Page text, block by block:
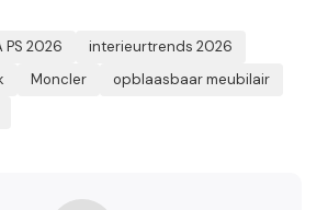
PS 2026
interieurtrends 2026
Moncler
opblaasbaar meubilair